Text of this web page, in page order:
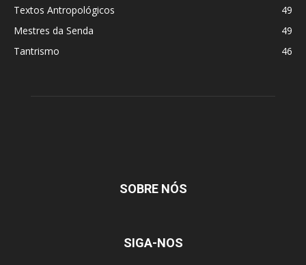
Textos Antropológicos
49
Mestres da Senda
49
Tantrismo
46
SOBRE NÓS
SIGA-NOS